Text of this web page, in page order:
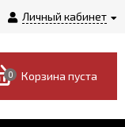
Личный кабинет
0 Корзина пуста